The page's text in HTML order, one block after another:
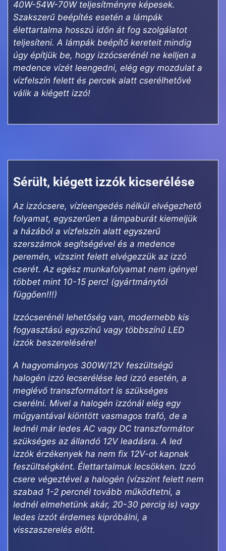
40W-54W-70W teljesítményre képesek.
Szakszerű beépítés esetén a lámpák
élettartalma hosszú időn át fog szolgálatot
teljesíteni. A lámpák beépítő kereteit mindig
úgy építjük be, hogy izzócserénél ne kelljen a
medence vízét leengedni, elég egy mozdulat a
vízfelszín felett és percek alatt cserélhetővé
válik a kiégett izzó!
Sérült, kiégett izzók kicserélése
Az izzócsere, vízleengedés nélkül elvégezhető
folyamat, egyszerűen a lámpaburát kiemeljük
a házából a vízfelszín alatt egyszerű
szerszámok segítségével és a medence
peremén, vízszint felett elvégezzük az izzó
cserét. Az egész munkafolyamat nem igényel
többet mint 10-15 perc! (gyártmánytól
függően!!!)
Izzócserénél lehetőség van, modernebb kis
fogyasztású egyszínű vagy többszínű LED
izzók beszerelésére!
A hagyományos 300W/12V feszültségű
halogén izzó lecserélése led izzó esetén, a
meglévő transzformátort is szükséges
cserélni. Mivel a halogén izzónál elég egy
műgyantával kiöntött vasmagos trafó, de a
lednél már ledes AC vagy DC transzformátor
szükséges az állandó 12V leadásra. A led
izzók érzékenyek ha nem fix 12V-ot kapnak
feszültségként. Élettartalmuk lecsökken. Izzó
csere végeztével a halogén (vízszint felett nem
szabad 1-2 percnél tovább működtetni, a
lednél elmehetünk akár, 20-30 percig is) vagy
ledes izzót érdemes kipróbálni, a
visszaszerelés előtt.